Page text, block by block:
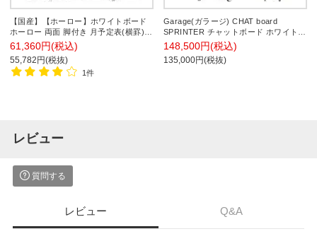
【国産】【ホーロー】ホワイトボード
ホーロー 両面 脚付き 月予定表(横罫)
裏面無地 幅1210×高さ910mm 馬印
UM-MH34TDYN
61,360円(税込)
55,782円(税抜)
1件
Garage(ガラージ) CHAT board
SPRINTER チャットボード ホワイトボ
ード ガラスボード 衝立 キャスター付
き おしゃれ マグネット 北欧 幅635×奥
行574×高さ1870mm
148,500円(税込)
135,000円(税抜)
レビュー
質問する
レビュー Q&A